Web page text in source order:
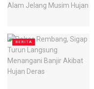
BERITA